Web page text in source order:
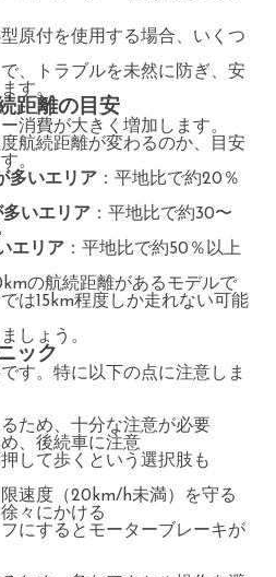
原付を使用する場合、いくつ
、トラブルを未然に防ぎ、安
す。
距離の目安
消費が大きく増加します。
航続距離が変わるのか、目安
。
多いエリア ：平地比で約20％
いエリア ：平地比で約30〜
エリア ：平地比で約50％以上
の航続距離があるモデルで
は15km程度しか走れない可能
しょう。
ック
す。特に以下の点に注意しま
ため、十分な注意が必要
、後続車に注意
して歩くという選択肢も
速度（20km/h未満）を守る
々にかける
にするとモーターブレーキが